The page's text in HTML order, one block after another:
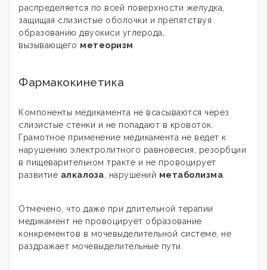
распределяется по всей поверхности желудка,
защищая слизистые оболочки и препятствуя
образованию двуокиси углерода,
вызывающего метеоризм.
Фармакокинетика
Компоненты медикамента не всасываются через
слизистые стенки и не попадают в кровоток.
Грамотное применение медикамента не ведет к
нарушению электролитного равновесия, резорбции
в пищеварительном тракте и не провоцирует
развитие алкалоза, нарушений метаболизма.
Отмечено, что даже при длительной терапии
медикамент не провоцирует образование
конкрементов в мочевыделительной системе, не
раздражает мочевыделительные пути.